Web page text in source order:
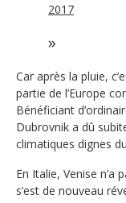
2017
Car après la pluie,
partie de l’Europe
Bénéficiant
Dubrovnik a dû
climatiques dignes
En Italie, Venise n’a
s’est de nouveau